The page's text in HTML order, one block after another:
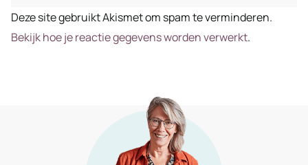
Deze site gebruikt Akismet om spam te verminderen.
Bekijk hoe je reactie gegevens worden verwerkt.